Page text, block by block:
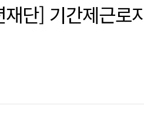
단] 기간제근로